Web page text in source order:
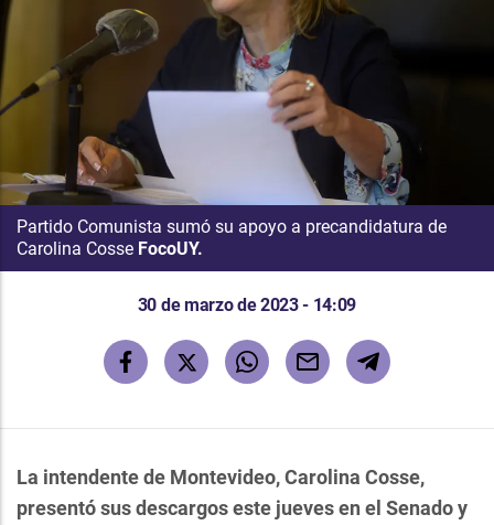
Partido Comunista sumó su apoyo a precandidatura de
Carolina Cosse FocoUY.
30 de marzo de 2023 - 14:09
La intendente de Montevideo, Carolina Cosse,
presentó sus descargos este jueves en el Senado y